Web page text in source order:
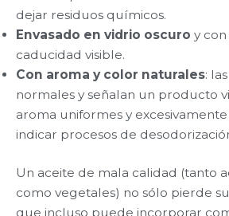
dejar residuos químicos.
Envasado en vidrio oscuro y
caducidad visible.
Con aroma y color naturales:
normales y señalan un producto
aroma uniformes y
indicar procesos de
Un aceite de mala calidad (tanto
como vegetales) no sólo pierde
que incluso puede incorporar